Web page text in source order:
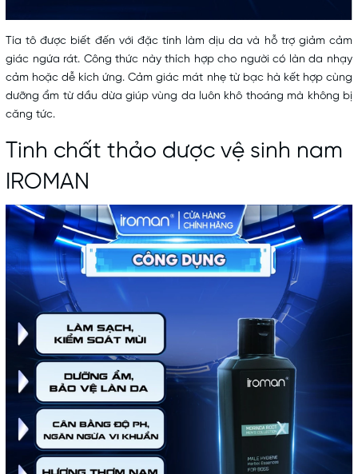
Tía tô được biết đến với đặc tính làm dịu da và hỗ trợ giảm cảm
giác ngứa rát. Công thức này thích hợp cho người có làn da nhạy
cảm hoặc dễ kích ứng. Cảm giác mát nhẹ từ bạc hà kết hợp cùng
dưỡng ẩm từ dầu dừa giúp vùng da luôn khô thoáng mà không bị
căng tức.
Tinh chất thảo dược vệ sinh nam
IROMAN